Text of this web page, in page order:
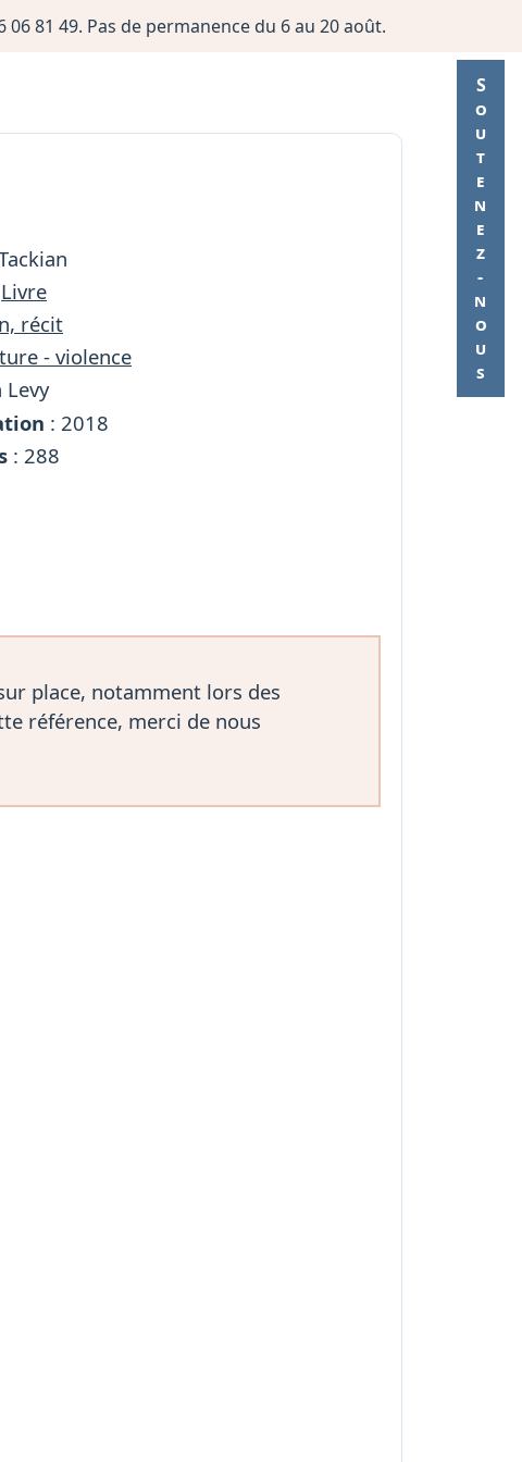
81 49. Pas de permanence du 6 au 20 août.
Soutenez-nous
Livre
récit
- violence
Levy
: 2018
: 288
place, notamment lors des
référence, merci de nous